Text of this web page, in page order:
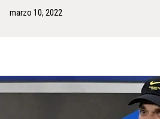
marzo 10, 2022